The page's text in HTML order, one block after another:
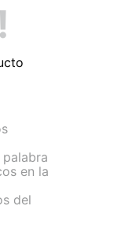
en la
del